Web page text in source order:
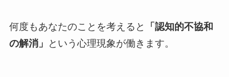
何度もあなたのことを考えると
「認知的不協和
の解消」
という心理現象が働きます。